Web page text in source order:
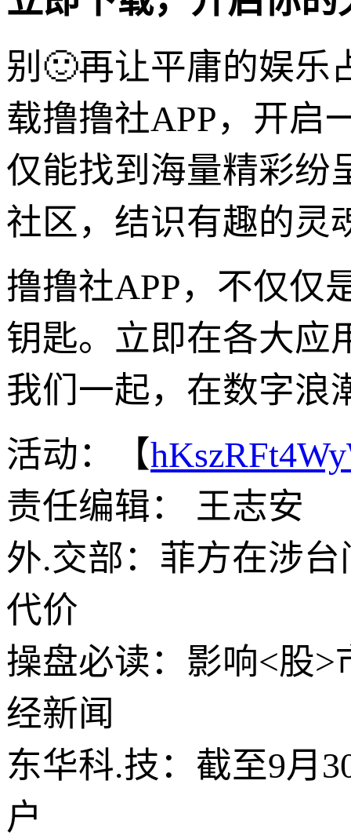
别🙂再让平庸的娱乐
载撸撸社APP，开启
仅能找到海量精彩纷
社区，结识有趣的灵
撸撸社APP，不仅仅
钥匙。立即在各大应
我们一起，在数字浪
活动：【
责任编辑： 王志安
外.交部：菲方在涉
代价
操盘必读：影响<股
经新闻
东华科.技：截至9月
户